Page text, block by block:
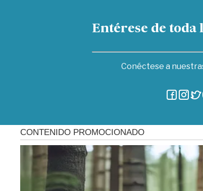
Entérese de
Conéctese a